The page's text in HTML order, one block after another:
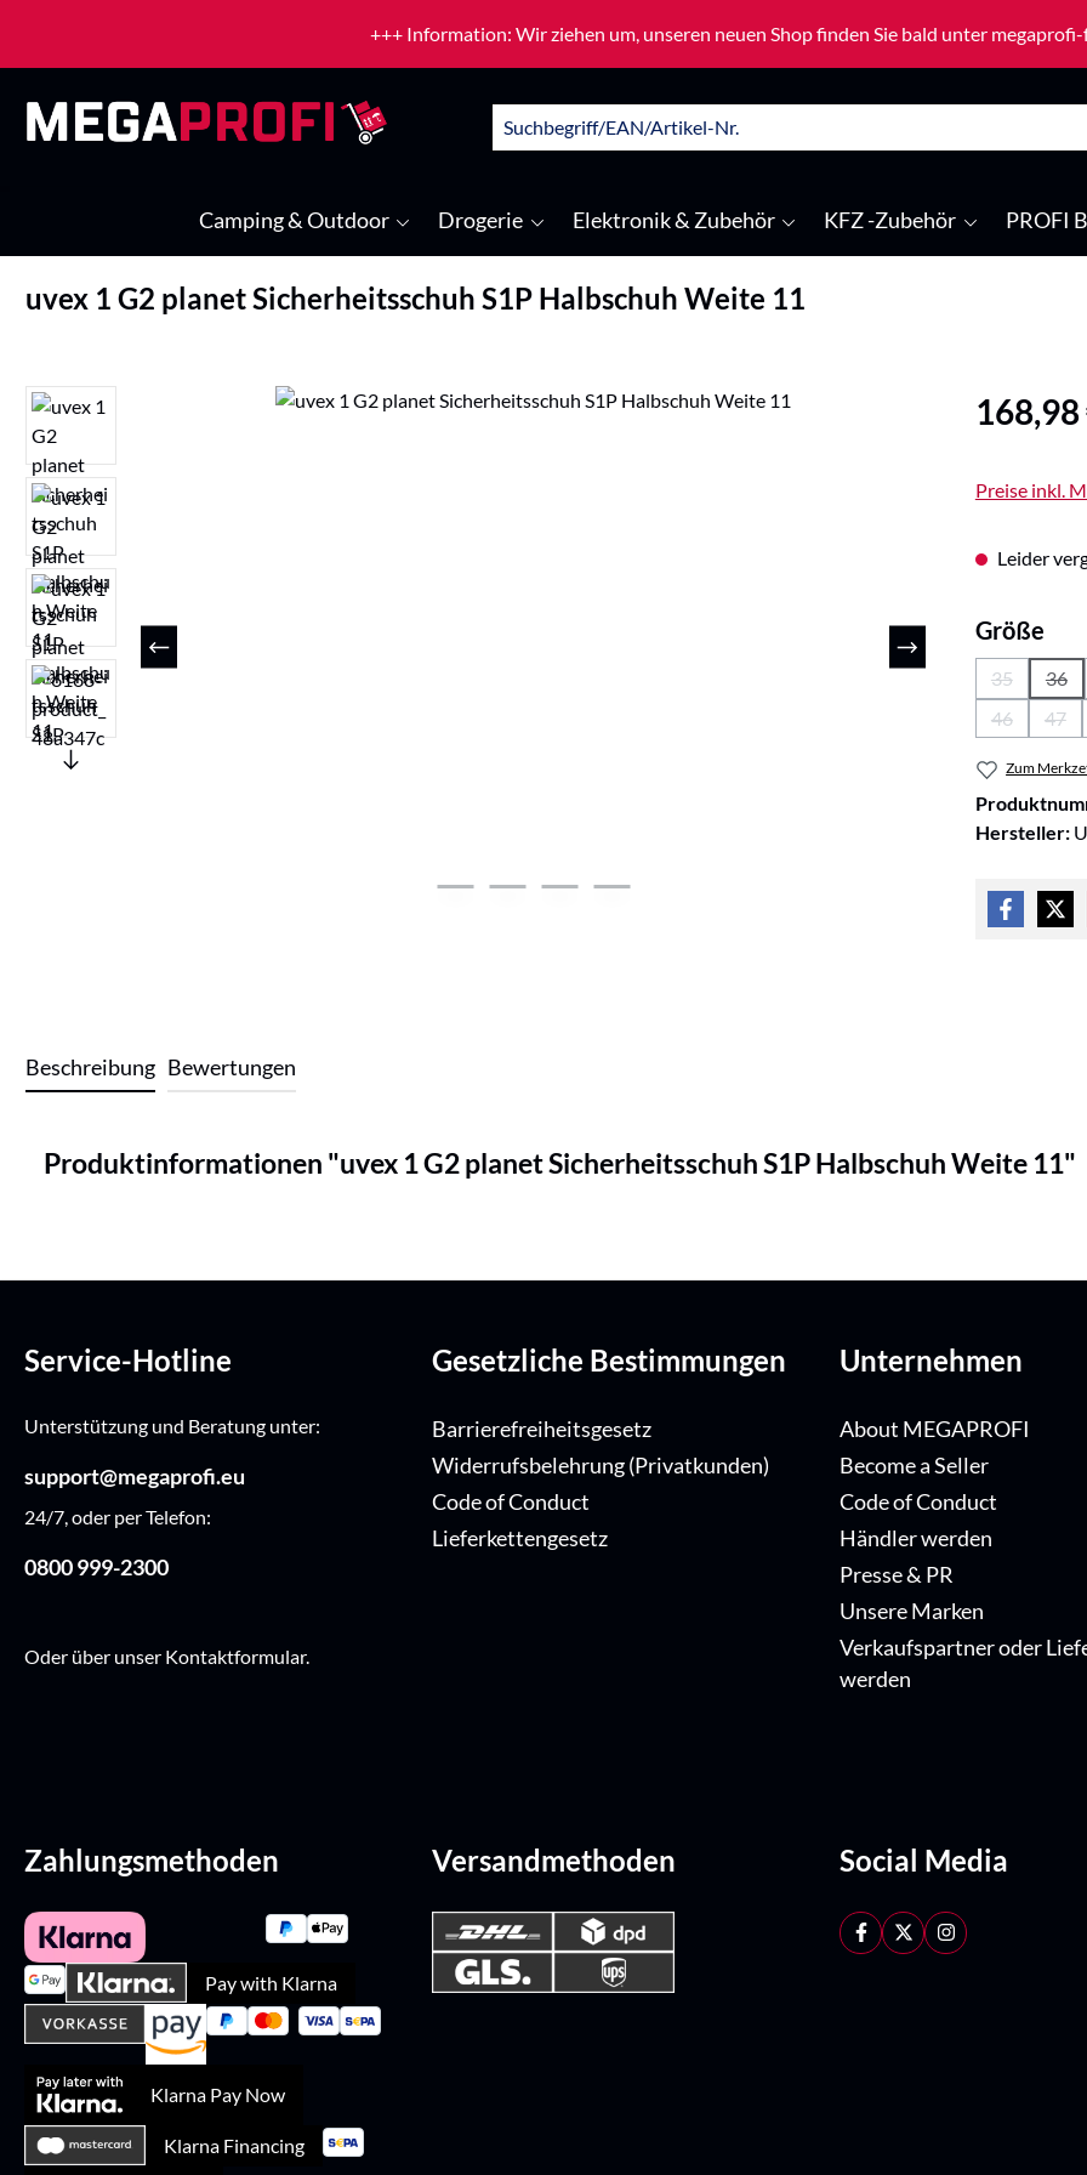
+++ Information: Wir ziehen um, unseren neuen Shop finden Sie bald unter
Camping & Outdoor Drogerie Elektronik & Zubehör KFZ -Zubehör PROFI
uvex 1 G2 planet Sicherheitsschuh S1P Halbschuh Weite 11
Bildergalerie überspringen Regulärer
168,98
Preise inkl.
Leider
Größe
35
(Diese
36
46
(Diese
47
Zum
Hersteller:
Beschreibung Bewertungen
Produktinformationen "uvex 1 G2 planet Sicherheitsschuh S1P Halbschuh Weite 11"
Service-Hotline
Unterstützung und Beratung unter:
support@megaprofi.eu
24/7, oder per Telefon:
0800 999-2300
Oder über unser Kontaktformular.
Gesetzliche Bestimmungen
Barrierefreiheitsgesetz
Widerrufsbelehrung (Privatkunden)
Code of Conduct
Lieferkettengesetz
Unternehmen
About MEGAPROFI
Become a Seller
Code of Conduct
Händler werden
Presse & PR
Unsere Marken
Verkaufspartner oder
werden
Zahlungsmethoden
Pay with Klarna
Klarna Pay Now
Klarna Financing
Versandmethoden Social Media